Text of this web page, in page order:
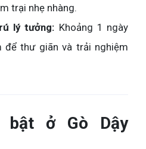
trại nhẹ nhàng.
lý tưởng: Khoảng 1 ngày
để thư giãn và trải nghiệm
ở Gò Dậy